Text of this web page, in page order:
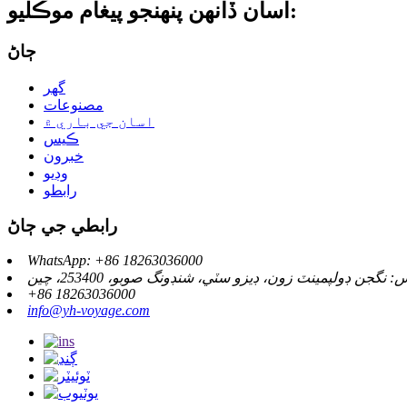
اسان ڏانهن پنهنجو پيغام موڪليو:
ڄاڻ
گهر
مصنوعات
اسان جي باري ۾
ڪيس
خبرون
وڊيو
رابطو
رابطي جي ڄاڻ
WhatsApp: +86 18263036000
نگجن ڊولپمينٽ زون، ڊيزو سٽي، شنڊونگ صوبو، 253400، چين
+86 18263036000
info@yh-voyage.com